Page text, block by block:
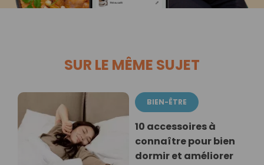
SUR LE MÊME SUJET
BIEN-ÊTRE
10 accessoires à
connaître pour bien
dormir et améliorer